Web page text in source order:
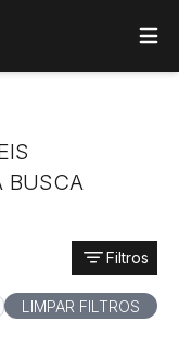
BUSCA
Filtros
LIMPAR FILTROS